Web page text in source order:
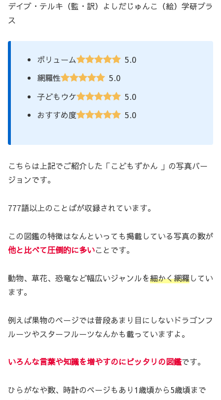
デイブ・テルキ（監・訳）よしだじゅんこ（絵）学研プラ
ス
ボリューム 5.0
網羅性 5.0
子どもウケ 5.0
おすすめ度 5.0
こちらは上記でご紹介した「こどもずかん 」の写真バー
ジョンです。
777語以上のことばが収録されています。
この図鑑の特徴はなんといっても掲載している写真の数が
他と比べて圧倒的に多いことです。
動物、草花、恐竜など幅広いジャンルを細かく網羅してい
ます。
例えば果物のページでは普段あまり目にしないドラゴンフ
ルーツやスターフルーツなんかも載っていますよ。
いろんな言葉や知識を増やすのにピッタリの図鑑です。
ひらがなや数、時計のページもあり1歳頃から5歳頃まで